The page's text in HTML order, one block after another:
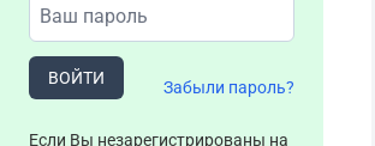
ВОЙТИ Забыли пароль?
Если Вы незарегистрированы на